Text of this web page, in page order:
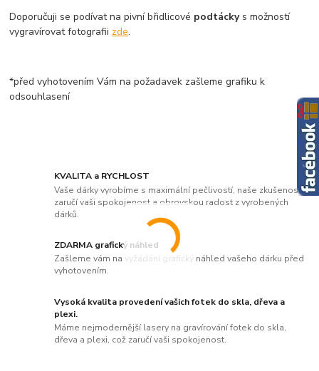
KVALITA a RYCHLOST
Vaše dárky vyrobíme s maximální pečlivostí, naše zkušenosti
zaručí vaši spokojenost a obrovskou radost z vyrobených
dárků.
ZDARMA grafický náhled
Zašleme vám na vyžádání grafický náhled vašeho dárku před
vyhotovením.
Vysoká kvalita provedení vašich fotek do skla, dřeva a
plexi.
Máme nejmodernější lasery na gravírování fotek do skla,
dřeva a plexi, což zaručí vaši spokojenost.
Doporučuji se podívat na pivní břidlicové podtácky s možností
vygravírovat fotografii zde.
*před vyhotovením Vám na požadavek zašleme grafiku k
odsouhlasení